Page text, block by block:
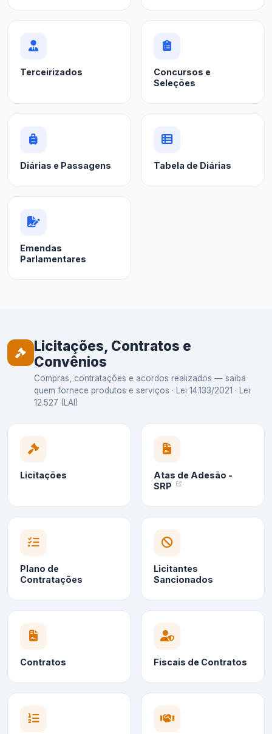
Terceirizados
Concursos e
Seleções
Diárias e Passagens Tabela de Diárias
Emendas
Parlamentares
Licitações, Contratos e
Convênios
Compras, contratações e acordos realizados — saiba
quem fornece produtos e serviços · Lei 14.133/2021 · Lei
12.527 (LAI)
Licitações
Atas de Adesão -
SRP
Plano de
Contratações
Licitantes
Sancionados
Contratos Fiscais de Contratos